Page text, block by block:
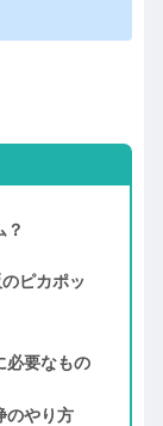
？
ピカポッ
必要なもの
のやり方